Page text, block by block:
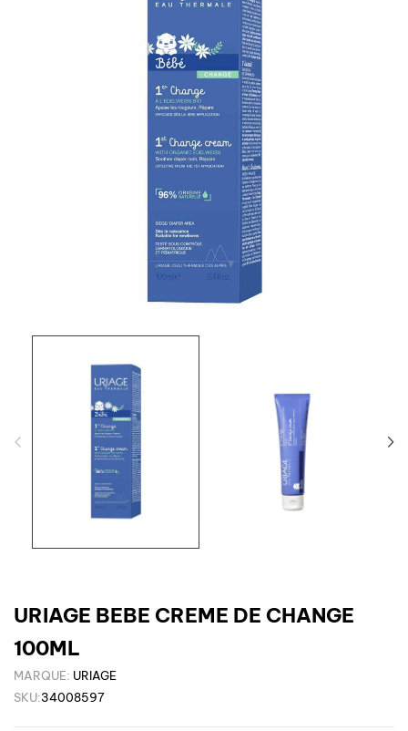
URIAGE BEBE CREME DE CHANGE
100ML
MARQUE: URIAGE
SKU:34008597